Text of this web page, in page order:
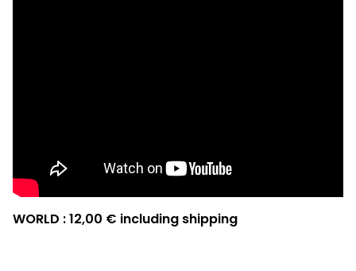
WORLD : 12,00 € including shipping